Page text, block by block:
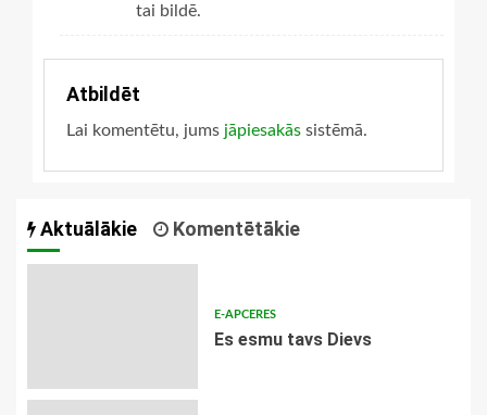
tai bildē.
Atbildēt
Lai komentētu, jums jāpiesakās sistēmā.
Aktuālākie Komentētākie
E-APCERES
Es esmu tavs Dievs